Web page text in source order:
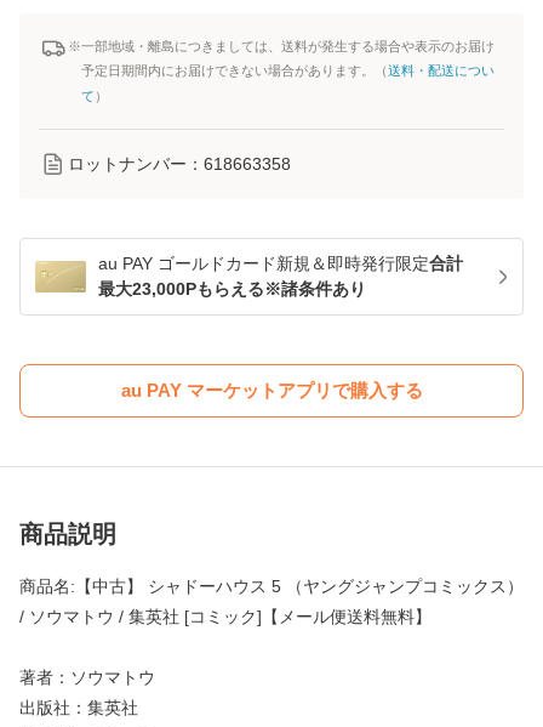
※一部地域・離島につきましては、送料が発生する場合や表示のお届け
予定日期間内にお届けできない場合があります。（送料・配送につい
て ）
ロットナンバー： 618663358
au PAY ゴールドカード新規＆即時発行限定合計
最大23,000Pもらえる※諸条件あり
au PAY マーケットアプリで購入する
商品説明
商品名:【中古】 シャドーハウス 5 （ヤングジャンプコミックス）
/ ソウマトウ / 集英社 [コミック]【メール便送料無料】
著者：ソウマトウ
出版社：集英社